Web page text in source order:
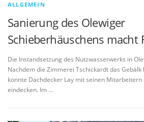
ALLGEMEIN
Sanierung des Olewiger
Schieberhäuschens macht
Die Instandsetzung des Nutzwasserwerks in
Nachdem die Zimmerei Tschickardt das
konnte Dachdecker Lay mit seinen
eindecken. Im …